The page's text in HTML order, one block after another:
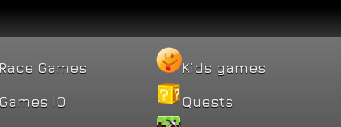
Race Games Kids games
Games IO Quests